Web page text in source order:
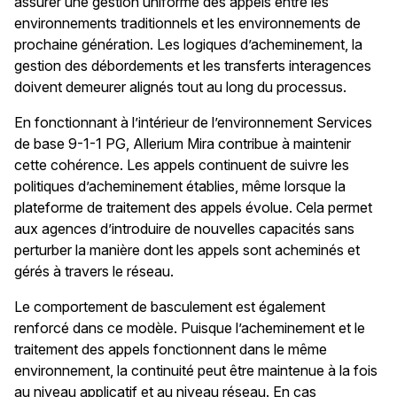
environnements traditionnels et les environnements de
prochaine génération. Les logiques d’acheminement, la
gestion des débordements et les transferts interagences
doivent demeurer alignés tout au long du processus.
En fonctionnant à l’intérieur de l’environnement Services
de base 9-1-1 PG, Allerium Mira contribue à maintenir
cette cohérence. Les appels continuent de suivre les
politiques d’acheminement établies, même lorsque la
plateforme de traitement des appels évolue. Cela permet
aux agences d’introduire de nouvelles capacités sans
perturber la manière dont les appels sont acheminés et
gérés à travers le réseau.
Le comportement de basculement est également
renforcé dans ce modèle. Puisque l’acheminement et le
traitement des appels fonctionnent dans le même
environnement, la continuité peut être maintenue à la fois
au niveau applicatif et au niveau réseau. En cas